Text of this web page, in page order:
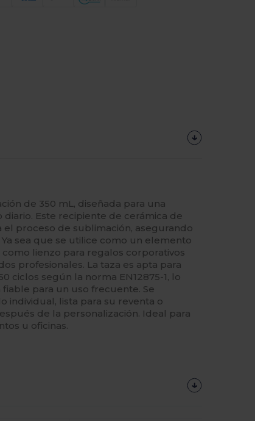
de 350 mL, diseñada para una
Este recipiente de cerámica de
el proceso de sublimación, asegurando
sea que se utilice como un elemento
como lienzo para regalos corporativos
profesionales. La taza es apta para
ciclos según la norma EN12875-1, lo
para un uso frecuente. Se
individual, lista para su reventa o
de la personalización. Ideal para
u oficinas.